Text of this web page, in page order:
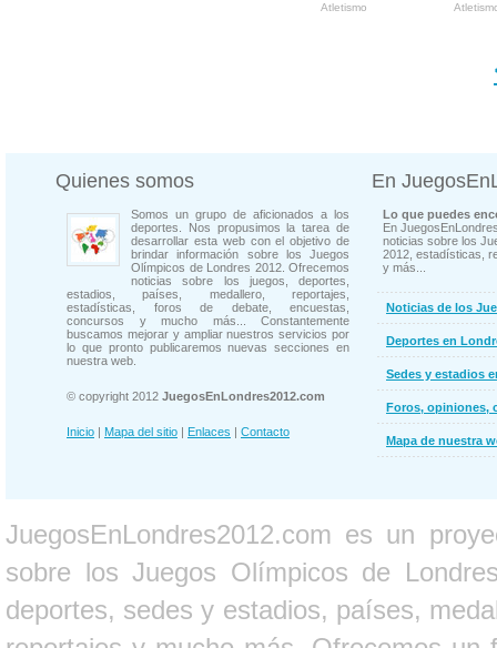
Atletismo
Quienes somos
Somos un grupo de aficionados a los
deportes. Nos propusimos la tarea de
desarrollar esta web con el objetivo de
brindar información sobre los Juegos
Olímpicos de Londres 2012. Ofrecemos
noticias sobre los juegos, deportes,
estadios, países, medallero, reportajes,
estadísticas, foros de debate, encuestas,
concursos y mucho más... Constantemente
buscamos mejorar y ampliar nuestros servicios por
lo que pronto publicaremos nuevas secciones en
nuestra web.
© copyright 2012 JuegosEnLondres2012.com
Inicio | Mapa del sitio | Enlaces | Contacto
En
Lo que puedes
En
noticias sobre los
2012, estadísticas,
y más...
Noticias de los
Deportes en
Sedes y estadios
Foros, opiniones,
Mapa de nuestra
JuegosEnLondres2012.com es un
sobre los Juegos Olímpicos de
deportes, sedes y estadios, países,